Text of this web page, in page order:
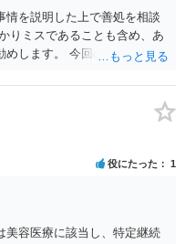
情を説明した上で善処を相談
りミスであることも含め、あ
めします。 今回のできごとだ
せん。 ご健闘をお祈りいたし
役にたった 1
美容医療に該当し、特定継続